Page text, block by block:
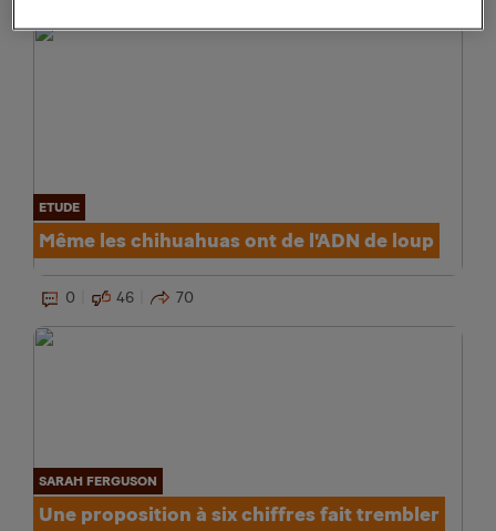
ETUDE
Même les chihuahuas ont de l'ADN de loup
0 46 70
SARAH FERGUSON
Une proposition à six chiffres fait trembler